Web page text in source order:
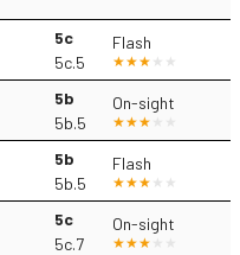
5c
5c.5
Flash
5b
5b.5
On-sight
5b
5b.5
Flash
5c
5c.7
On-sight